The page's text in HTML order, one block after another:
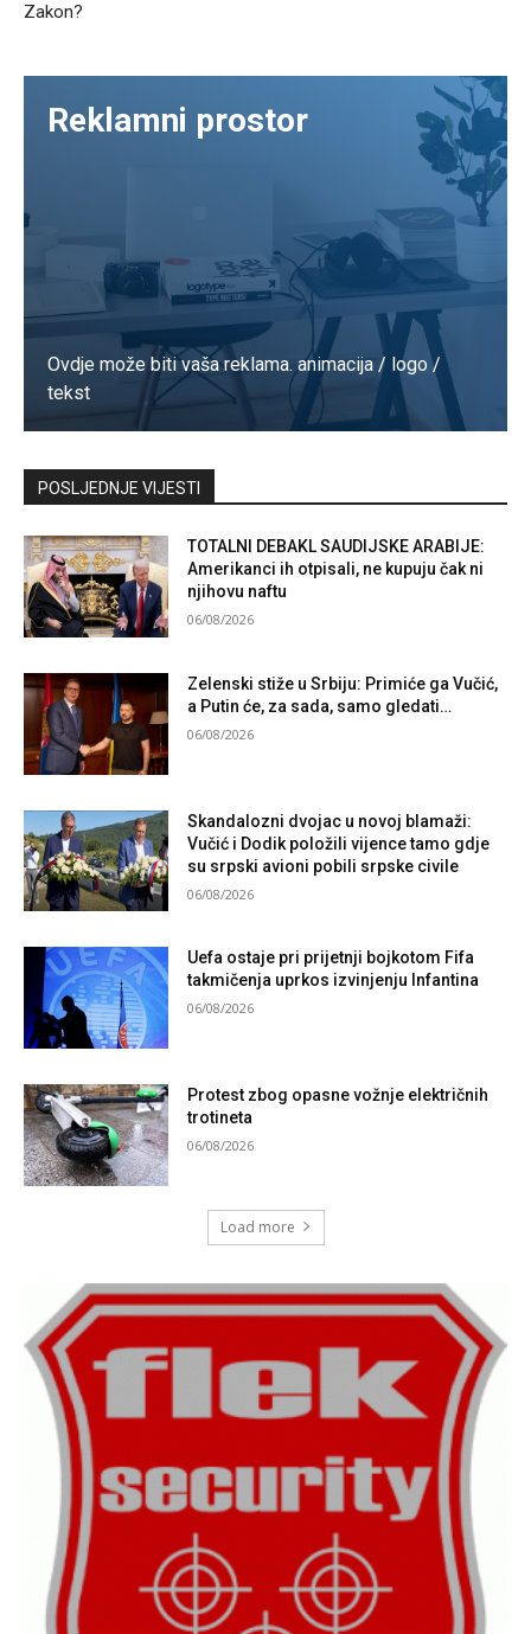
Zakon?
Reklamni prostor
Ovdje može biti vaša reklama. animacija / logo /
tekst
Kontaktirajte nas
POSLJEDNJE VIJESTI
TOTALNI DEBAKL SAUDIJSKE ARABIJE:
Amerikanci ih otpisali, ne kupuju čak ni
njihovu naftu
06/08/2026
Zelenski stiže u Srbiju: Primiće ga Vučić,
a Putin će, za sada, samo gledati…
06/08/2026
Skandalozni dvojac u novoj blamaži:
Vučić i Dodik položili vijence tamo gdje
su srpski avioni pobili srpske civile
06/08/2026
Uefa ostaje pri prijetnji bojkotom Fifa
takmičenja uprkos izvinjenju Infantina
06/08/2026
Protest zbog opasne vožnje električnih
trotineta
06/08/2026
Load more